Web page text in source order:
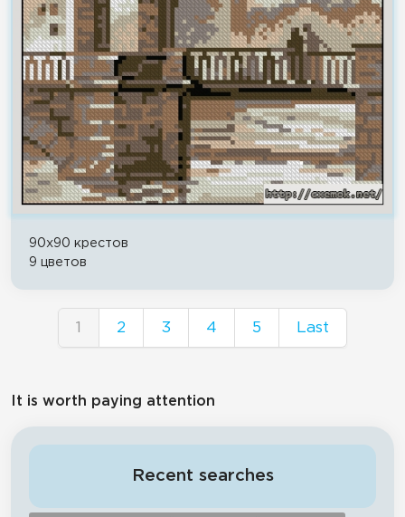
90x90 крестов
9 цветов
1 2 3 4 5 Last
It is worth paying attention
Recent searches